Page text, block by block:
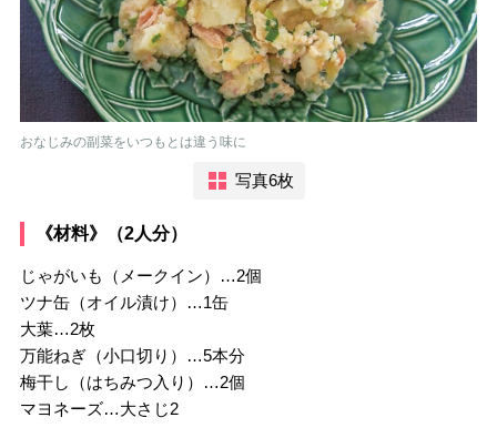
おなじみの副菜をいつもとは違う味に
写真6枚
《材料》（2人分）
じゃがいも（メークイン）…2個
ツナ缶（オイル漬け）…1缶
大葉…2枚
万能ねぎ（小口切り）…5本分
梅干し（はちみつ入り）…2個
マヨネーズ…大さじ2